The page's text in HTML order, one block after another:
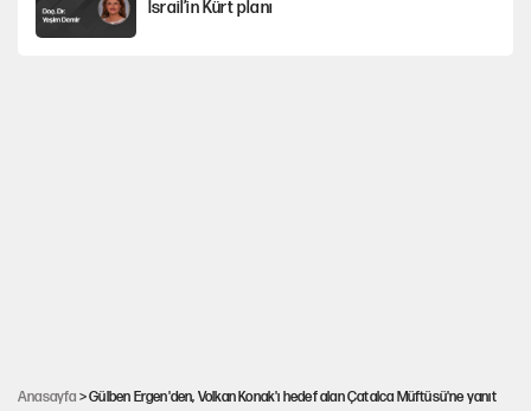
İsrail’in Kürt planı
Anasayfa > Gülben Ergen'den, Volkan Konak'ı hedef alan Çatalca Müftüsü'ne yanıt